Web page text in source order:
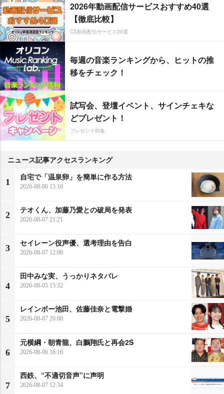
2026年動画配信サービスおすすめ40選
【徹底比較】
CS動画配信サービス20選
毎週の音楽ランキングから、ヒットの推
移をチェック！
試写会、登壇イベント、サインチェキな
どプレゼント！
プレゼント特集
ニュース記事アクセスランキング
1
自宅で「温泉卵」を簡単に作る方法
2026-08-06 15:10
2
テオくん、加藤乃愛との破局を発表
2026-08-07 21:21
3
セイレーン役声優、選考理由を告白
2026-08-07 12:00
4
田中みな実、うっかりネタバレ
2026-08-05 15:32
5
レインボー池田、佐藤佳奈と電撃婚
2026-08-07 20:00
6
元横綱・朝青龍、白鵬翔氏と再会2S
2026-08-06 16:16
7
西鉄、“不適切音声”に声明
2026-08-07 12:34